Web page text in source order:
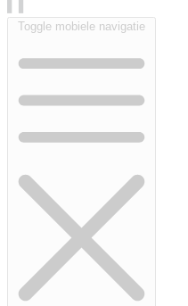
Toggle mobiele navigatie